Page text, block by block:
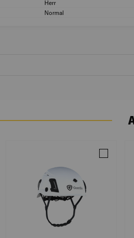
Herr
Normal
SKALJACKA VARSEL GUL/SVART M
Jämför